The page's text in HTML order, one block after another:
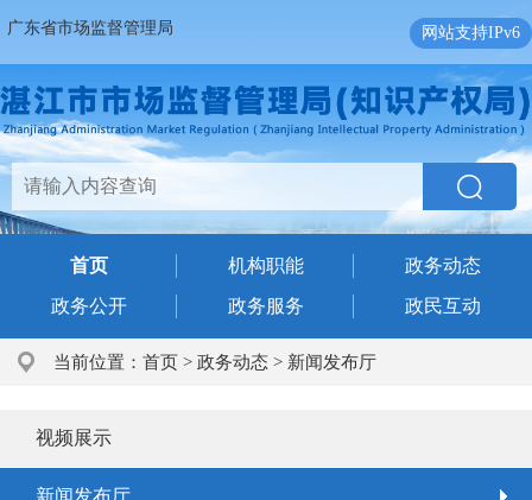
广东省市场监督管理局 网站支持IPv6
首页 机构职能
政务动态
政务公开
政务服务 政民互动
当前位置： 首页 > 政务动态 > 新闻发布厅
视频展示